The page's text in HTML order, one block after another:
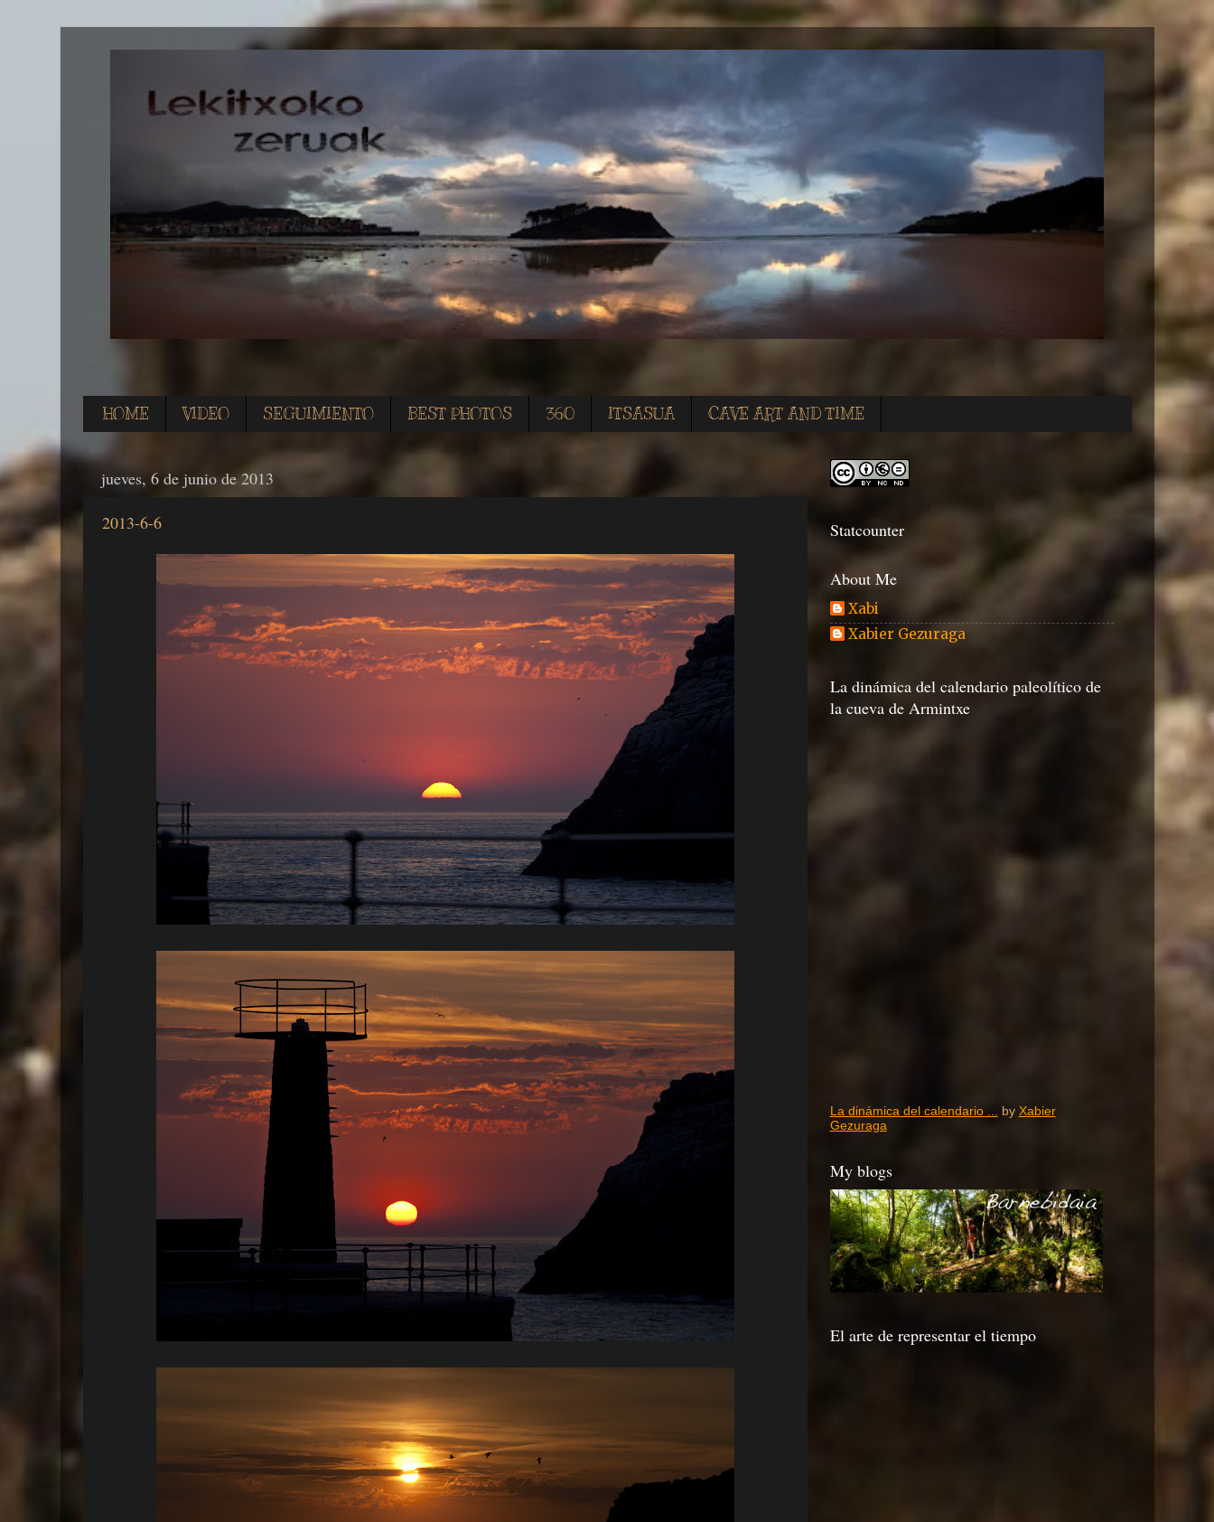
HOME VIDEO SEGUIMIENTO BEST PHOTOS 360 ITSASUA CAVE ART AND TIME
jueves, 6 de junio de 2013
2013-6-6 Statcounter
About Me
Xabi
Xabier Gezuraga
La dinámica del calendario paleolítico de
la cueva de Armintxe
La dinámica del calendario ... by Xabier
Gezuraga
My blogs
El arte de representar el tiempo